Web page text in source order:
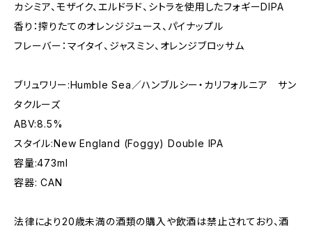
カシミア、モザイク、エルドラド、シトラを使⽤したフォギーDIPA
⾹り：搾りたてのオレンジジュース、パイナップル
フレーバー：マイタイ、ジャスミン、オレンジブロッサム
ブリュワリー:Humble Sea／ハンブルシー・カリフォルニア サン
タクルーズ
ABV:8.5%
スタイル:New England (Foggy) Double IPA
容量:473ml
容器: CAN
法律により20歳未満の酒類の購入や飲酒は禁止されており、酒